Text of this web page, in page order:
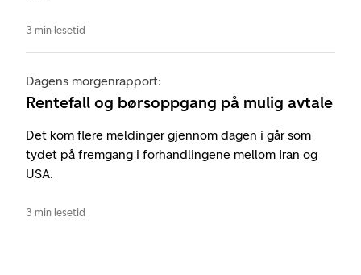
3 min lesetid
Dagens morgenrapport:
Rentefall og børsoppgang på mulig avtale
Det kom flere meldinger gjennom dagen i går som
tydet på fremgang i forhandlingene mellom Iran og
USA.
3 min lesetid